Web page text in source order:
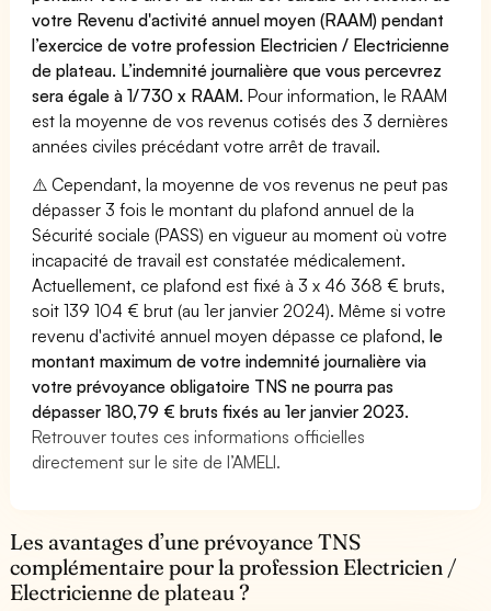
votre Revenu d'activité annuel moyen (RAAM) pendant
l’exercice de votre profession Electricien / Electricienne
de plateau. L’indemnité journalière que vous percevrez
sera égale à 1/730 x RAAM. Pour information, le RAAM
est la moyenne de vos revenus cotisés des 3 dernières
années civiles précédant votre arrêt de travail.
⚠️ Cependant, la moyenne de vos revenus ne peut pas
dépasser 3 fois le montant du plafond annuel de la
Sécurité sociale (PASS) en vigueur au moment où votre
incapacité de travail est constatée médicalement.
Actuellement, ce plafond est fixé à 3 x 46 368 € bruts,
soit 139 104 € brut (au 1er janvier 2024). Même si votre
revenu d'activité annuel moyen dépasse ce plafond,le
montant maximum de votre indemnité journalière via
votre prévoyance obligatoire TNS ne pourra pas
dépasser 180,79 € bruts fixés au 1er janvier 2023.
Retrouver toutes ces informations officielles
directement sur le site de l’AMELI.
Les avantages d’une prévoyance TNS
complémentaire pour la profession Electricien /
Electricienne de plateau ?